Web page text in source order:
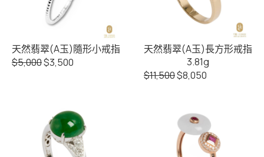
天然翡翠(A玉)隨形小戒指
$5,000$3,500
天然翡翠(A玉)長方形戒指
3.81g
$11,500$8,050